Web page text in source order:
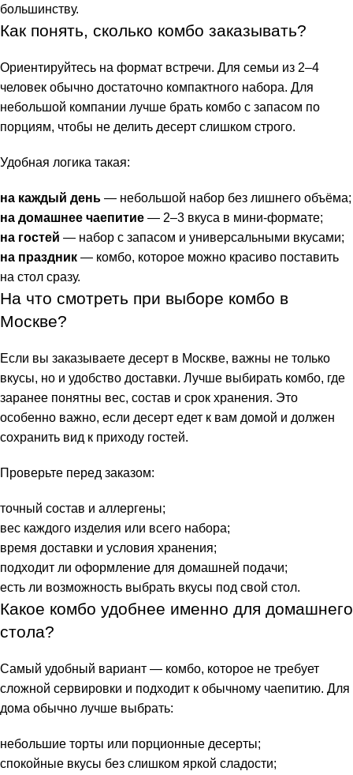
большинству.
Как понять, сколько комбо заказывать?
Ориентируйтесь на формат встречи. Для семьи из 2–4
человек обычно достаточно компактного набора. Для
небольшой компании лучше брать комбо с запасом по
порциям, чтобы не делить десерт слишком строго.
Удобная логика такая:
на каждый день — небольшой набор без лишнего объёма;
на домашнее чаепитие — 2–3 вкуса в мини-формате;
на гостей — набор с запасом и универсальными вкусами;
на праздник — комбо, которое можно красиво поставить
на стол сразу.
На что смотреть при выборе комбо в
Москве?
Если вы заказываете десерт в Москве, важны не только
вкусы, но и удобство доставки. Лучше выбирать комбо, где
заранее понятны вес, состав и срок хранения. Это
особенно важно, если десерт едет к вам домой и должен
сохранить вид к приходу гостей.
Проверьте перед заказом:
точный состав и аллергены;
вес каждого изделия или всего набора;
время доставки и условия хранения;
подходит ли оформление для домашней подачи;
есть ли возможность выбрать вкусы под свой стол.
Какое комбо удобнее именно для домашнего
стола?
Самый удобный вариант — комбо, которое не требует
сложной сервировки и подходит к обычному чаепитию. Для
дома обычно лучше выбрать:
небольшие торты или порционные десерты;
спокойные вкусы без слишком яркой сладости;